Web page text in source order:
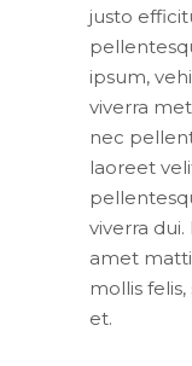
justo
ipsum,
viverra
nec
laoreet
viverra
amet
mollis
et.